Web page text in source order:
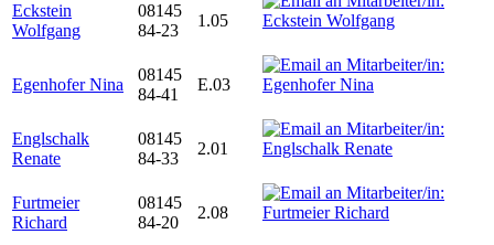
Eckstein
Wolfgang
08145
84-23
1.05
Egenhofer Nina
08145
84-41
E.03
Englschalk
Renate
08145
84-33
2.01
Furtmeier
Richard
08145
84-20
2.08